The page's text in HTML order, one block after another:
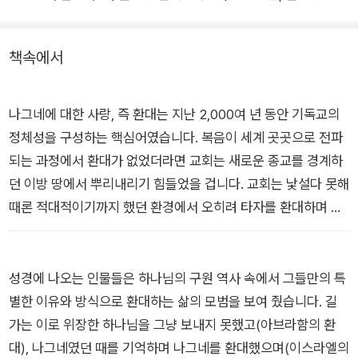
환대
책속에서
나그네에 대한 사랑, 즉 환대는 지난 2,000여 년 동안 기독교의
정체성을 구성하는 핵심어였습니다. 복음이 세계 곳곳으로 전파
되는 과정에서 환대가 없었더라면 교회는 새로운 종교를 경계하
던 이방 땅에서 뿌리내리기 힘들었을 겁니다. 교회는 낯설다 못해
때론 적대적이기까지 했던 환경에서 오히려 타자를 환대하며 교
회됨의 의미를 몸소 보여 줬습니다. 물론 안타깝게도 그리스도인
배제하고 혐오하던 모습도 적잖이 보였습니다. 하지만 환대가 왜
곡된 적은 있어도 환대의 중요성이 퇴색된 적은 없었습니다.
_들어가는 말 “이웃과 나그네” 중에서
성경에 나오는 인물들은 하나님의 구원 역사 속에서 그들만의 특
별한 이유와 방식으로 환대하는 삶의 모범을 보여 줬습니다. 길
가는 이로 위장한 하나님을 그냥 보내지 못했고(아브라함의 환
대), 나그네였던 때를 기억하며 나그네를 환대했으며(이스라엘의